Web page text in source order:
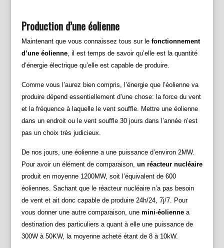
Production d’une éolienne
Maintenant que vous connaissez tous sur le fonctionnement
d’une éolienne, il est temps de savoir qu’elle est la quantité
d’énergie électrique qu’elle est capable de produire.
Comme vous l’aurez bien compris, l’énergie que l’éolienne va
produire dépend essentiellement d’une chose: la force du vent
et la fréquence à laquelle le vent souffle. Mettre une éolienne
dans un endroit ou le vent souffle 30 jours dans l’année n’est
pas un choix très judicieux.
De nos jours, une éolienne a une puissance d’environ 2MW.
Pour avoir un élément de comparaison, un réacteur nucléaire
produit en moyenne 1200MW, soit l’équivalent de 600
éoliennes. Sachant que le réacteur nucléaire n’a pas besoin
de vent et ait donc capable de produire 24h/24, 7j/7. Pour
vous donner une autre comparaison, une mini-éoliennea
destination des particuliers a quant à elle une puissance de
300W à 50KW, la moyenne acheté étant de 8 à 10kW.